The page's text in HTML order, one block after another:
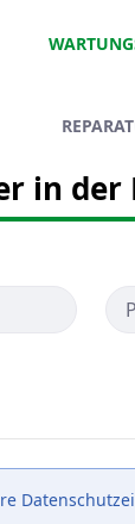
in der